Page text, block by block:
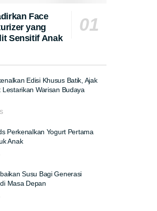
Face
yang
Sensitif Anak
Edisi Khusus Batik, Ajak
Lestarikan Warisan Budaya
Perkenalkan Yogurt Pertama
Anak
Susu Bagi Generasi
Masa Depan